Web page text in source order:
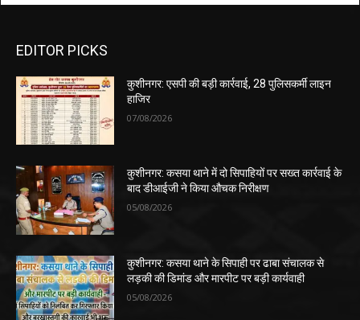
EDITOR PICKS
कुशीनगर: एसपी की बड़ी कार्रवाई, 28 पुलिसकर्मी लाइन
हाजिर
07/08/2026
कुशीनगर: कसया थाने में दो सिपाहियों पर सख्त कार्रवाई के
बाद डीआईजी ने किया औचक निरीक्षण
05/08/2026
कुशीनगर: कसया थाने के सिपाही पर ढाबा संचालक से
लड़की की डिमांड और मारपीट पर बड़ी कार्यवाही
05/08/2026